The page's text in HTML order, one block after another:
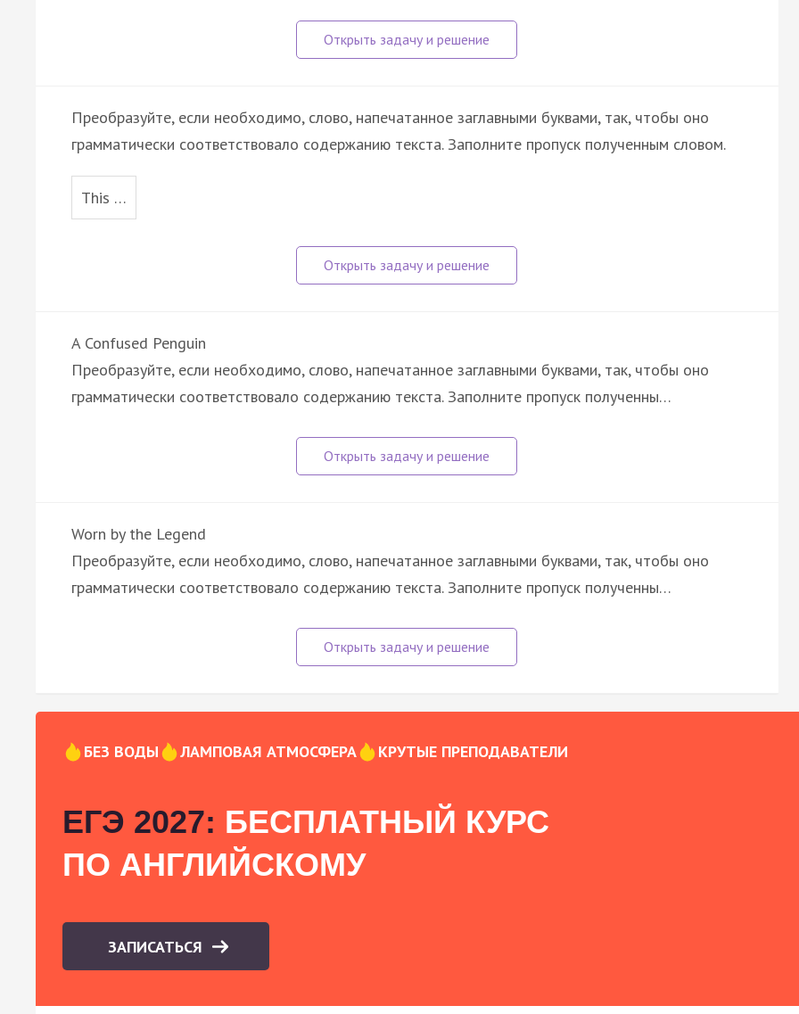
Преобразуйте, если необходимо, слово, напечатанное заглавными буквами, так, чтобы оно
грамматически соответствовало содержанию текста. Заполните пропуск полученным словом.
This …
A Confused Penguin
Преобразуйте, если необходимо, слово, напечатанное заглавными буквами, так, чтобы оно
грамматически соответствовало содержанию текста. Заполните пропуск полученны…
Worn by the Legend
Преобразуйте, если необходимо, слово, напечатанное заглавными буквами, так, чтобы оно
грамматически соответствовало содержанию текста. Заполните пропуск полученны…
БЕЗ ВОДЫ ЛАМПОВАЯ АТМОСФЕРА КРУТЫЕ ПРЕПОДАВАТЕЛИ
ЕГЭ 2027: БЕСПЛАТНЫЙ КУРС
ПО АНГЛИЙСКОМУ
ЗАПИСАТЬСЯ